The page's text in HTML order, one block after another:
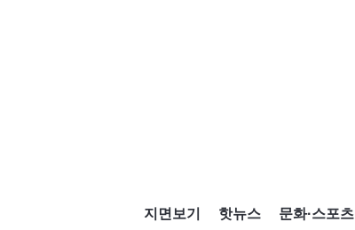
지면보기 핫뉴스 문화·스포츠